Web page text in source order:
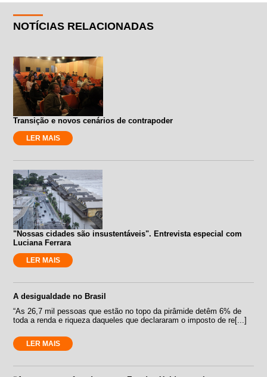
NOTÍCIAS RELACIONADAS
Transição e novos cenários de contrapoder
LER MAIS
"Nossas cidades são insustentáveis". Entrevista especial com
Luciana Ferrara
LER MAIS
A desigualdade no Brasil
“As 26,7 mil pessoas que estão no topo da pirâmide detêm 6% de
toda a renda e riqueza daqueles que declararam o imposto de re[...]
LER MAIS